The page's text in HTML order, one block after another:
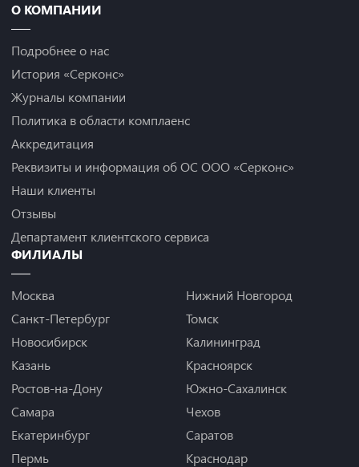
О КОМПАНИИ
Подробнее о нас
История «Серконс»
Журналы компании
Политика в области комплаенс
Аккредитация
Реквизиты и информация об ОС ООО «Серконс»
Наши клиенты
Отзывы
Департамент клиентского сервиса
ФИЛИАЛЫ
Москва
Санкт-Петербург
Новосибирск
Казань
Ростов-на-Дону
Самара
Екатеринбург
Пермь
Нижний Новгород
Томск
Калининград
Красноярск
Южно-Сахалинск
Чехов
Саратов
Краснодар